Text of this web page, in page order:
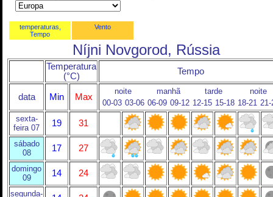
temperaturas,
Tempo
Vento
Níjni Novgorod, Rússia
Temperatura
(°C)
Tempo
data Min Max
noite manhã tarde
noite
00-03 03-06 06-09 09-12 12-15 15-18 18-21 21-
sexta-
feira 07
19 31
sábado
08
17 27
domingo
09
14 24
segunda-